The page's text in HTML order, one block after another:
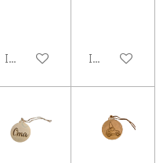
In winkelwagen In